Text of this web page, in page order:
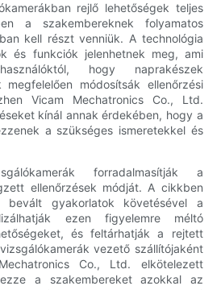
rejlő lehetőségek teljes
a szakembereknek folyamatos
kell részt venniük. A technológia
és funkciók jelenhetnek meg, ami
hogy naprakészek
módosítsák ellenőrzési
Vicam Mechatronics Co., Ltd.
kínál annak érdekében, hogy a
a szükséges ismeretekkel és
forradalmasítják a
ellenőrzések módját. A cikkben
gyakorlatok követésével a
ezen figyelemre méltó
és feltárhatják a rejtett
vezető szállítójaként
Co., Ltd. elkötelezett
a szakembereket azokkal az